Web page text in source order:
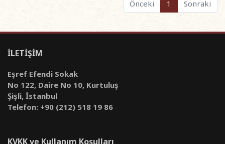
Önceki
1 Sonraki
İLETİŞİM
Eşref Efendi Sokak
No 122, Daire No 10, Kurtuluş
Şişli, İstanbul
Telefon: +90 (212) 518 19 86
KVKK ve Kullanım Koşulları